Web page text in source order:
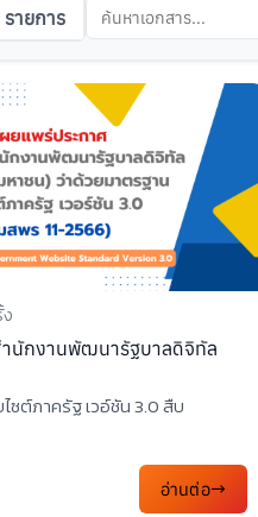
รายการ
ำนักงานพัฒนารัฐบาลดิจิทัล
ซต์ภาครัฐ เวอ์ชัน 3.0 สืบ
อ่านต่อ